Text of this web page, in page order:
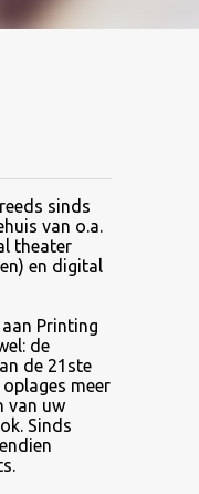
sinds
van o.a.
theater
en digital
Printing
de
de 21ste
meer
van uw
Sinds